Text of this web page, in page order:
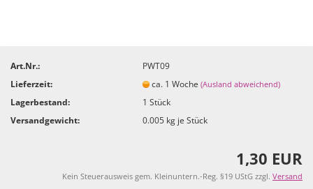
Art.Nr.:
PWT09
Lieferzeit:
ca. 1 Woche(Ausland abweichend)
Lagerbestand: 1Stück
Versandgewicht:
0.005 kg je Stück
1,30 EUR
Kein Steuerausweis gem. Kleinuntern.-Reg. §19 UStG zzgl. Versand